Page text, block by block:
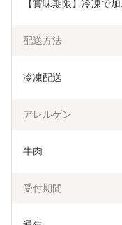
【賞味期限】冷凍で
配送方法
冷凍配送
アレルゲン
牛肉
受付期間